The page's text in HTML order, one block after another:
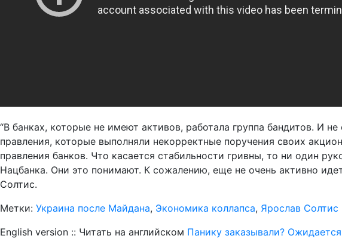
“В банках, которые не имеют активов, работала группа бандитов. И
правления, которые выполняли некорректные поручения своих
правления банков. Что касается стабильности гривны, то ни один
Нацбанка. Они это понимают. К сожалению, еще не очень активно
Солтис.
Метки: Украина после Майдана, Экономика коллапса, Ярослав Солтис
English version :: Читать на английском Панику заказывали?